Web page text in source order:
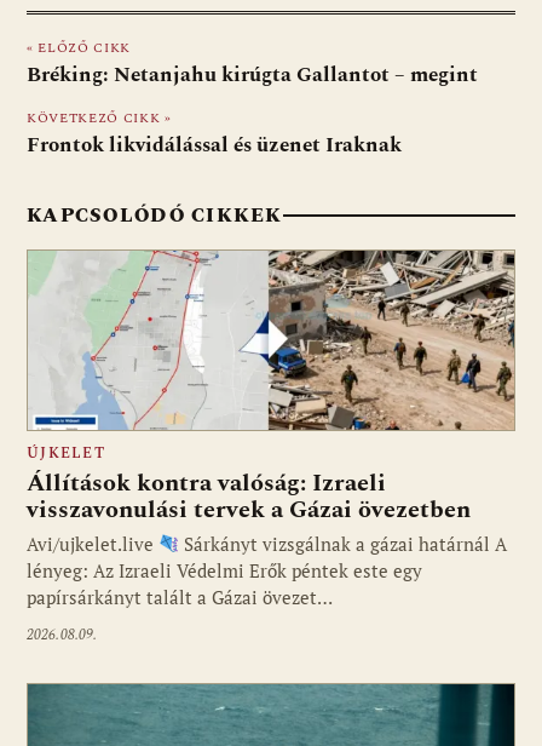
e
b
o
o
er at
s
A
p
d
di
ai
l
t za
m
g
« ELŐZŐ CIKK
Bréking: Netanjahu kirúgta Gallantot – megint
KÖVETKEZŐ CIKK »
Frontok likvidálással és üzenet Iraknak
KAPCSOLÓDÓ CIKKEK
ÚJKELET
Állítások kontra valóság: Izraeli
visszavonulási tervek a Gázai övezetben
Avi/ujkelet.live
Sárkányt vizsgálnak a gázai határnál A
lényeg: Az Izraeli Védelmi Erők péntek este egy
papírsárkányt talált a Gázai övezet…
2026.08.09.